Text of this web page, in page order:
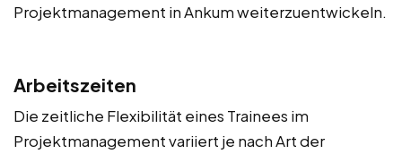
Projektmanagement in Ankum weiterzuentwickeln.
Arbeitszeiten
Die zeitliche Flexibilität eines Trainees im
Projektmanagement variiert je nach Art der